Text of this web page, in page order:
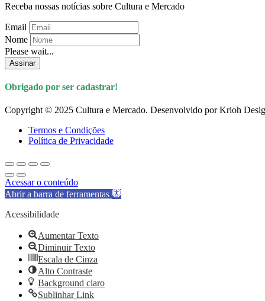
Receba nossas notícias sobre Cultura e Mercado
Email
Nome
Please wait...
Assinar
Obrigado por ser cadastrar!
Copyright © 2025 Cultura e Mercado. Desenvolvido por Krioh
Termos e Condições
Política de Privacidade
Acessar o conteúdo
Abrir a barra de ferramentas
Acessibilidade
Aumentar Texto
Diminuir Texto
Escala de Cinza
Alto Contraste
Background claro
Sublinhar Link